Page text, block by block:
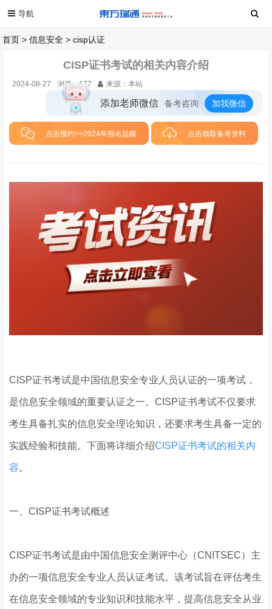
首页 >信息安全 >cisp认证
CISP证书考试的相关内容介绍
2024-08-27 浏览：177 来源：本站
添加老师微信 备考咨询 加我微信
点击预约>>2024年报名提醒 点击领取备考资料
CISP证书考试是中国信息安全专业人员认证的一项考试，
是信息安全领域的重要认证之一。CISP证书考试不仅要求
考生具备扎实的信息安全理论知识，还要求考生具备一定的
实践经验和技能。下面将详细介绍CISP证书考试的相关内
容。
一、CISP证书考试概述
CISP证书考试是由中国信息安全测评中心（CNITSEC）主
办的一项信息安全专业人员认证考试。该考试旨在评估考生
在信息安全领域的专业知识和技能水平，提高信息安全从业